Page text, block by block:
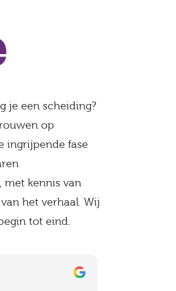
je een scheiding?
op
ingrijpende fase
met kennis van
het verhaal. Wij
tot eind.